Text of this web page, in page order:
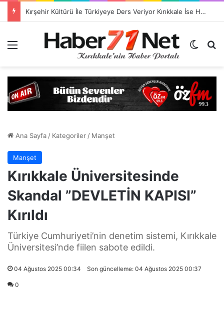
Kırşehir Kültürü İle Türkiyeye Ders Veriyor Kırıkkale İse Hala Seyrediyor !!!
Dış
Ana Sayfa/ Kategoriler/ Manşet
Manşet
Kırıkkale Üniversitesinde
Skandal ”DEVLETİN KAPISI”
Kırıldı
Türkiye Cumhuriyeti’nin denetim sistemi, Kırıkkale
Üniversitesi’nde fiilen sabote edildi.
04 Ağustos 2025 00:34 Son güncelleme: 04 Ağustos 2025 00:37
0